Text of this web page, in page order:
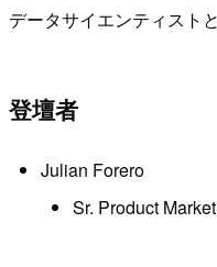
データサイエンティスト
登壇者
Julian Forero
Sr. Product